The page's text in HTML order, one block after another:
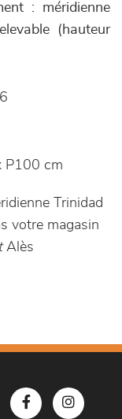
: méridienne
(hauteur
P100 cm
Trinidad
votre magasin
Alès